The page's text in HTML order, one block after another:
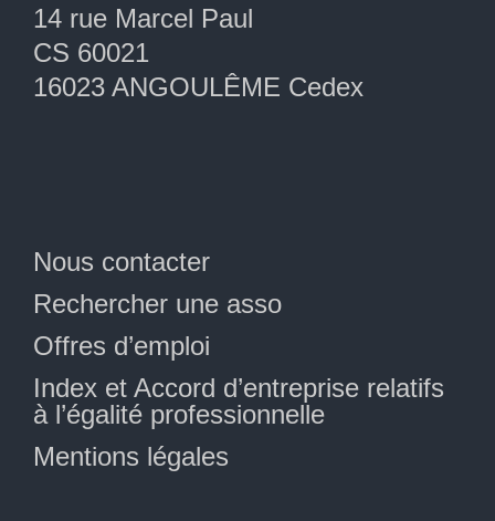
14 rue Marcel Paul
CS 60021
16023 ANGOULÊME Cedex
Nous contacter
Rechercher une asso
Offres d’emploi
Index et Accord d’entreprise relatifs
à l’égalité professionnelle
Mentions légales